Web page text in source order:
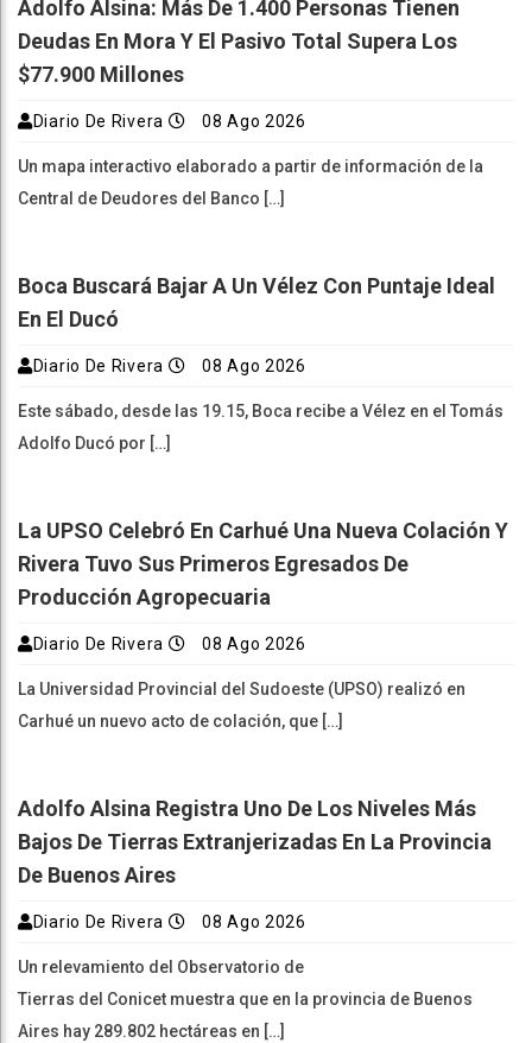
Adolfo Alsina: Más De 1.400 Personas Tienen
Deudas En Mora Y El Pasivo Total Supera Los
$77.900 Millones
Diario De Rivera 08 Ago 2026
Un mapa interactivo elaborado a partir de información de la
Central de Deudores del Banco […]
Boca Buscará Bajar A Un Vélez Con Puntaje Ideal
En El Ducó
Diario De Rivera 08 Ago 2026
Este sábado, desde las 19.15, Boca recibe a Vélez en el Tomás
Adolfo Ducó por […]
La UPSO Celebró En Carhué Una Nueva Colación Y
Rivera Tuvo Sus Primeros Egresados De
Producción Agropecuaria
Diario De Rivera 08 Ago 2026
La Universidad Provincial del Sudoeste (UPSO) realizó en
Carhué un nuevo acto de colación, que […]
Adolfo Alsina Registra Uno De Los Niveles Más
Bajos De Tierras Extranjerizadas En La Provincia
De Buenos Aires
Diario De Rivera 08 Ago 2026
Un relevamiento del Observatorio de
Tierras del Conicet muestra que en la provincia de Buenos
Aires hay 289.802 hectáreas en […]